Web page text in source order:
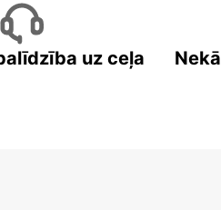
uz ceļa